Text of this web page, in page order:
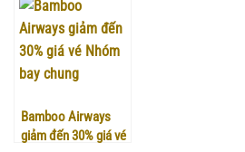
Bamboo Airways
giảm đến 30% giá vé